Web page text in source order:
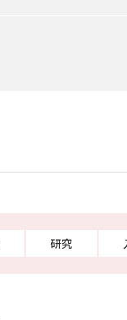
研究